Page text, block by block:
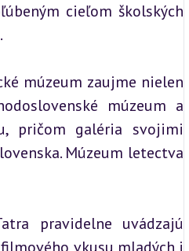
cieľom školských
múzeum zaujme nielen
múzeum a
pričom galéria svojimi
Múzeum letectva
pravidelne uvádzajú